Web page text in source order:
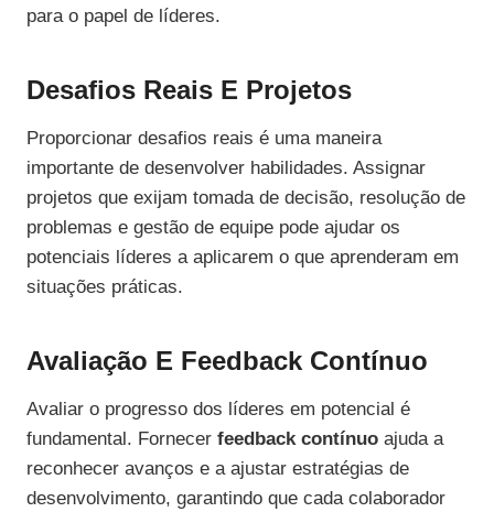
para o papel de líderes.
Desafios Reais E Projetos
Proporcionar desafios reais é uma maneira
importante de desenvolver habilidades. Assignar
projetos que exijam tomada de decisão, resolução de
problemas e gestão de equipe pode ajudar os
potenciais líderes a aplicarem o que aprenderam em
situações práticas.
Avaliação E Feedback Contínuo
Avaliar o progresso dos líderes em potencial é
fundamental. Fornecer feedback contínuo ajuda a
reconhecer avanços e a ajustar estratégias de
desenvolvimento, garantindo que cada colaborador